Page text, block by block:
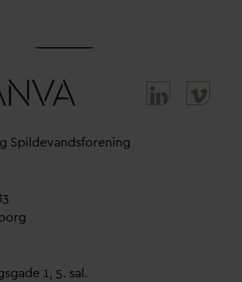
Spildevandsforening
1, 5. sal.